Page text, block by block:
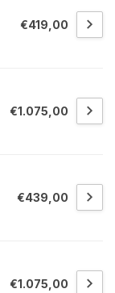
€419,00
€1.075,00
€439,00
€1.075,00